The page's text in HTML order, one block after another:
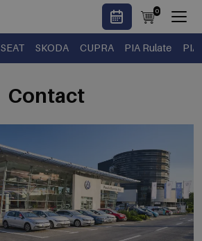
0
SEAT SKODA CUPRA PIA Rulate PIA
Contact